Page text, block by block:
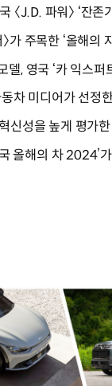
〈J.D. 파워〉 ‘잔
가 주목한 ‘올해의
델, 영국 ‘카 익스
차 미디어가 선정
신성을 높게 평가
올해의 차 2024’